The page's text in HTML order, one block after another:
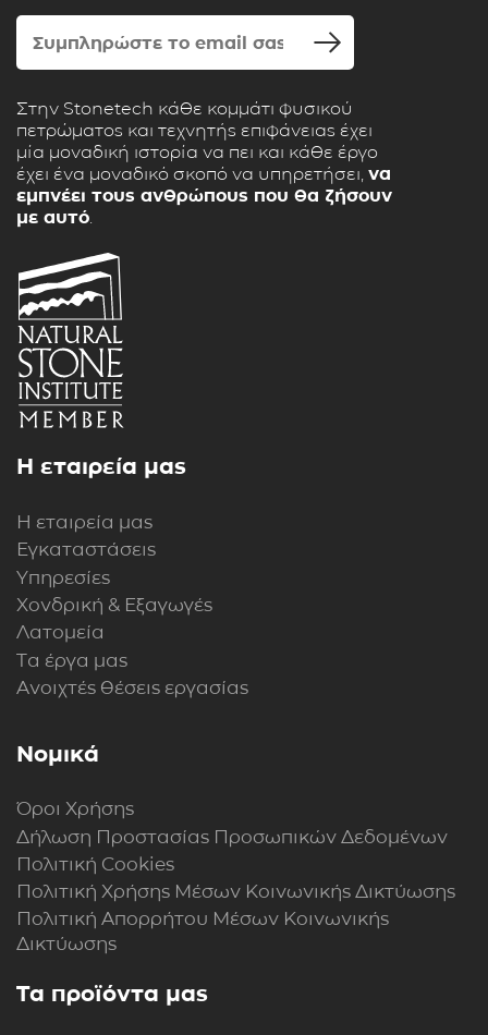
Στην Stonetech κάθε κομμάτι φυσικού
πετρώματος και τεχνητής επιφάνειας έχει
μία μοναδική ιστορία να πει και κάθε έργο
έχει ένα μοναδικό σκοπό να υπηρετήσει, να
εμπνέει τους ανθρώπους που θα ζήσουν
με αυτό.
Η εταιρεία μας
Η εταιρεία μας
Εγκαταστάσεις
Υπηρεσίες
Χονδρική & Εξαγωγές
Λατομεία
Τα έργα μας
Ανοιχτές θέσεις εργασίας
Νομικά
Όροι Χρήσης
Δήλωση Προστασίας Προσωπικών Δεδομένων
Πολιτική Cookies
Πολιτική Xρήσης Mέσων Kοινωνικής Δικτύωσης
Πολιτική Απορρήτου Μέσων Κοινωνικής
Δικτύωσης
Τα προϊόντα μας